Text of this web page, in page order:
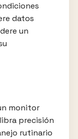
datos
un
monitor
precisión
rutinario